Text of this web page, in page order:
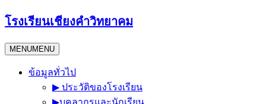
Skip
to
โรงเรียนเชียงคำวิทยาคม
MENUMENU
ข้อมูลทั่วไป
▶︎ ประวัติของโรงเรียน
▶︎บุคลากรและนักเรียน